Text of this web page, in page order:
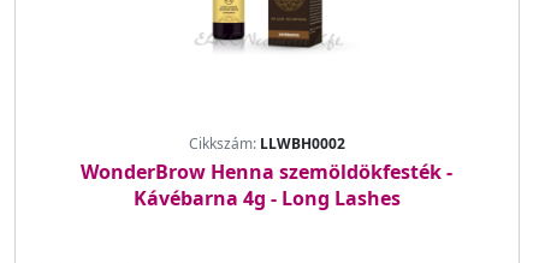
Cikkszám: LLWBH0002
WonderBrow Henna szemöldökfesték -
Kávébarna 4g - Long Lashes